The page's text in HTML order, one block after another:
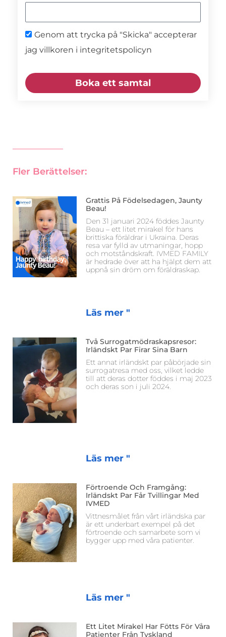
Genom att trycka på "Skicka" accepterar
jag villkoren i integritetspolicyn
Boka ett samtal
Fler Berättelser:
Grattis På Födelsedagen, Jaunty
Beau!
Den 31 januari 2024 föddes Jaunty
Beau – ett litet mirakel för hans
brittiska föräldrar i Ukraina. Deras
resa var fylld av utmaningar, hopp
och motståndskraft. IVMED FAMILY
är hedrade över att ha hjälpt dem att
uppnå sin dröm om föräldraskap.
Läs mer "
Två Surrogatmödraskapsresor:
Irländskt Par Firar Sina Barn
Ett annat irländskt par påbörjade sin
surrogatresa med oss, vilket ledde
till att deras dotter föddes i maj 2023
och deras son i juli 2024.
Läs mer "
Förtroende Och Framgång:
Irländskt Par Får Tvillingar Med
IVMED
Vittnesmålet från vårt irländska par
är ett underbart exempel på det
förtroende och samarbete som vi
bygger upp med våra patienter.
Läs mer "
Ett Litet Mirakel Har Fötts För Våra
Patienter Från Tyskland